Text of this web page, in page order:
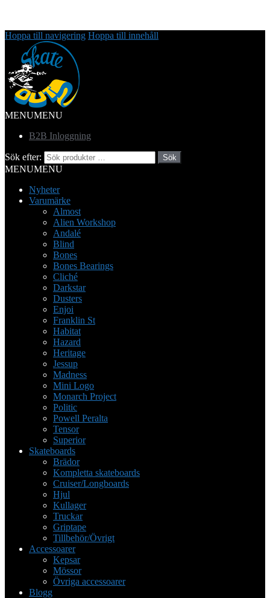
Hoppa till navigering Hoppa till innehåll
MENUMENU
B2B Inloggning
Sök efter: Sök
MENUMENU
Nyheter
Varumärke
Almost
Alien Workshop
Andalé
Blind
Bones
Bones Bearings
Cliché
Darkstar
Dusters
Enjoi
Franklin St
Habitat
Hazard
Heritage
Jessup
Madness
Mini Logo
Monarch Project
Politic
Powell Peralta
Tensor
Superior
Skateboards
Brädor
Kompletta skateboards
Cruiser/Longboards
Hjul
Kullager
Truckar
Griptape
Tillbehör/Övrigt
Accessoarer
Kepsar
Mössor
Övriga accessoarer
Blogg